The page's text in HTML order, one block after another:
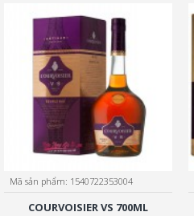
Mã sản phẩm: 1540722353004
COURVOISIER VS 700ML